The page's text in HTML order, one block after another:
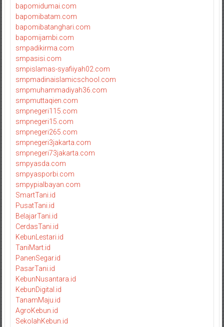
bapomidumai.com
bapomibatam.com
bapomibatanghari.com
bapomijambi.com
smpadikirma.com
smpasisi.com
smpislamas-syafiiyah02.com
smpmadinaislamicschool.com
smpmuhammadiyah36.com
smpmuttaqien.com
smpnegeri115.com
smpnegeri15.com
smpnegeri265.com
smpnegeri3jakarta.com
smpnegeri73jakarta.com
smpyasda.com
smpyasporbi.com
smpypialbayan.com
SmartTani.id
PusatTani.id
BelajarTani.id
CerdasTani.id
KebunLestari.id
TaniMart.id
PanenSegar.id
PasarTani.id
KebunNusantara.id
KebunDigital.id
TanamMaju.id
AgroKebun.id
SekolahKebun.id